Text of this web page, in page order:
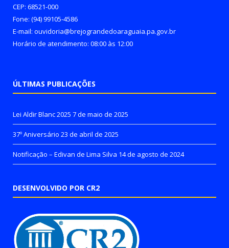
CEP: 68521-000
Fone: (94) 99105-4586
E-mail: ouvidoria@brejograndedoaraguaia.pa.gov.br
Horário de atendimento: 08:00 às 12:00
ÚLTIMAS PUBLICAÇÕES
Lei Aldir Blanc 2025 7 de maio de 2025
37º Aniversário 23 de abril de 2025
Notificação – Edivan de Lima Silva 14 de agosto de 2024
DESENVOLVIDO POR CR2